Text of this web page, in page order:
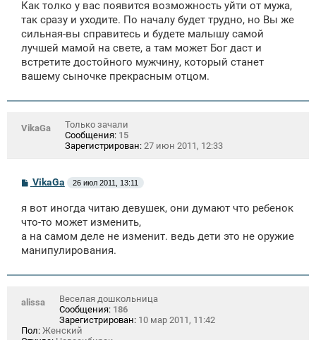
н
и
Как толко у вас появится возможность уйти от мужа,
так сразу и уходите. По началу будет трудно, но Вы же
сильная-вы справитесь и будете малышу самой
лучшей мамой на свете, а там может Бог даст и
встретите достойного мужчину, который станет
вашему сыночке прекрасным отцом.
VikaGa
Только зачали
Сообщения: 15
Зарегистрирован: 27 июн 2011, 12:33
С
б
щ
н
и
VikaGa 26 июл 2011, 13:11
я вот иногда читаю девушек, они думают что ребенок
что-то может изменить,
а на самом деле не изменит. ведь дети это не оружие
манипулирования.
alissa
Веселая дошкольница
Сообщения: 186
Зарегистрирован: 10 мар 2011, 11:42
Пол: Женский